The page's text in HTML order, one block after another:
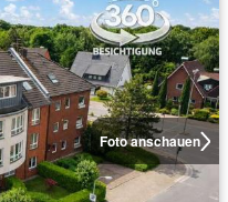
Foto anschauen